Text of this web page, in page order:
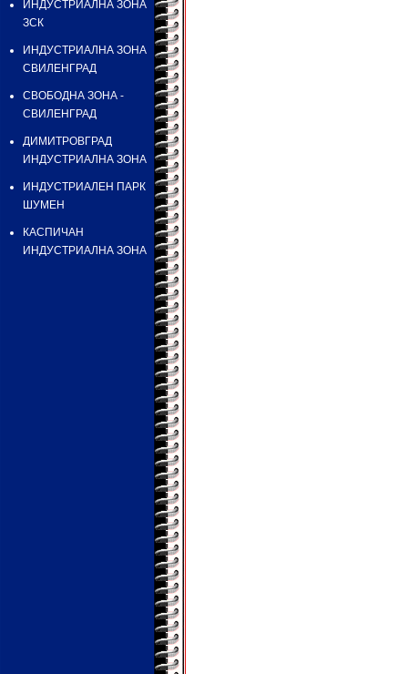
ИНДУСТРИАЛНА ЗОНА
ЗСК
ИНДУСТРИАЛНА ЗОНА
СВИЛЕНГРАД
СВОБОДНА ЗОНА -
СВИЛЕНГРАД
ДИМИТРОВГРАД
ИНДУСТРИАЛНА ЗОНА
ИНДУСТРИАЛЕН ПАРК
ШУМЕН
КАСПИЧАН
ИНДУСТРИАЛНА ЗОНА